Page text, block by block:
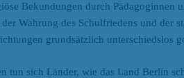
Bekundungen durch
Wahrung des Schulfriedens und
grundsätzlich unterschiedslos
tun sich Länder, wie das Land Berlin